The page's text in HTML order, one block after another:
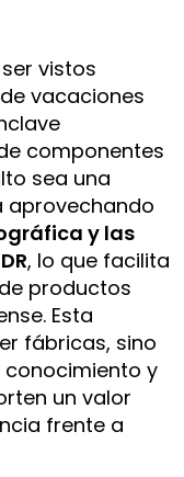
vistos
vacaciones
componentes
sea una
aprovechando
y las
, lo que facilita
productos
Esta
fábricas, sino
y
un valor
frente a